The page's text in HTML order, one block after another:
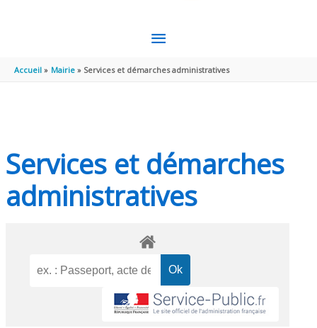
MENU
PRINCIPAL
Accueil Mairie Services et démarches administratives
Services et démarches
administratives